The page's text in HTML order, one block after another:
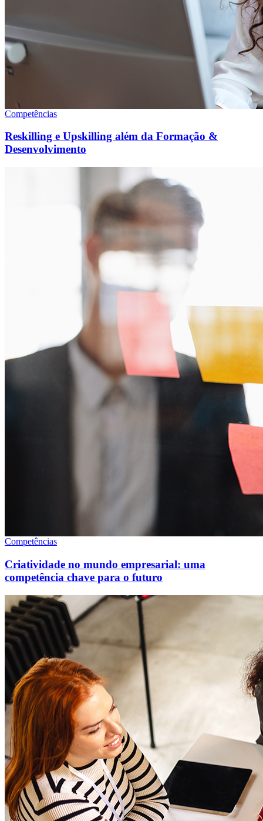
Competências
Reskilling e Upskilling além da Formação &
Desenvolvimento
Competências
Criatividade no mundo empresarial: uma
competência chave para o futuro